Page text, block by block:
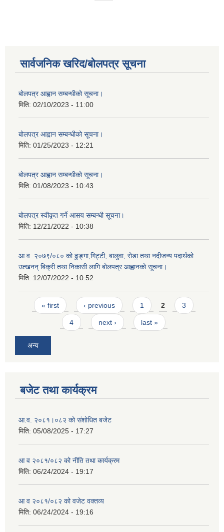
सार्वजनिक खरिद/बोलपत्र सूचना
बोलपत्र आह्वान सम्बन्धीको सूचना।
मिति: 02/10/2023 - 11:00
बोलपत्र आह्वान सम्बन्धीको सूचना।
मिति: 01/25/2023 - 12:21
बोलपत्र आह्वान सम्बन्धीको सूचना।
मिति: 01/08/2023 - 10:43
बोलपत्र स्वीकृत गर्ने आसय सम्बन्धी सूचना।
मिति: 12/21/2022 - 10:38
आ.व. २०७९/०८० को ढुङ्गा,गिट्टी, बालुवा, रोडा तथा नदीजन्य पदार्थको
उत्खनन् बिक्री तथा निकासी लागि बोलपत्र आह्वानको सूचना।
मिति: 12/07/2022 - 10:52
Pages
« first ‹ previous 1 2 3
4 next › last »
अन्य
बजेट तथा कार्यक्रम
आ.व. २०८१।०८२ को संशोधित बजेट
मिति: 05/08/2025 - 17:27
आ व २०८१/०८२ को नीति तथा कार्यक्रम
मिति: 06/24/2024 - 19:17
आ व २०८१/०८२ को वजेट वक्तव्य
मिति: 06/24/2024 - 19:16